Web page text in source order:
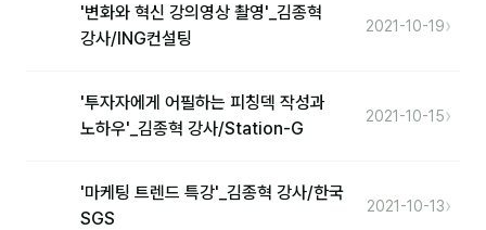
자주 묻는 질문
'변화와 혁신 강의영상 촬영'_김종혁
강사/ING컨설팅
2021-10-19›
'투자자에게 어필하는 피칭덱 작성과
노하우'_김종혁 강사/Station-G
2021-10-15›
'마케팅 트렌드 특강'_김종혁 강사/한국
SGS
2021-10-13›